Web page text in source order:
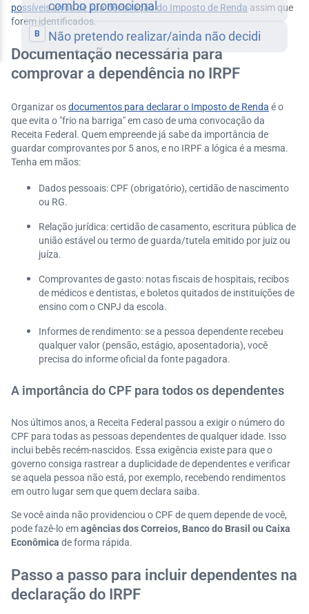
possíveis erros de sua declaração do Imposto de Renda assim que
forem identificados.
Documentação necessária para
comprovar a dependência no IRPF
Organizar osdocumentos para declarar o Imposto de Renda é o
que evita o "frio na barriga" em caso de uma convocação da
Receita Federal. Quem empreende já sabe da importância de
guardar comprovantes por 5 anos, e no IRPF a lógica é a mesma.
Tenha em mãos:
Dados pessoais: CPF (obrigatório), certidão de nascimento
ou RG.
Relação jurídica: certidão de casamento, escritura pública de
união estável ou termo de guarda/tutela emitido por juiz ou
juíza.
Comprovantes de gasto: notas fiscais de hospitais, recibos
de médicos e dentistas, e boletos quitados de instituições de
ensino com o CNPJ da escola.
Informes de rendimento: se a pessoa dependente recebeu
qualquer valor (pensão, estágio, aposentadoria), você
precisa do informe oficial da fonte pagadora.
A importância do CPF para todos os dependentes
Nos últimos anos, a Receita Federal passou a exigir o número do
CPF para todas as pessoas dependentes de qualquer idade. Isso
inclui bebês recém-nascidos. Essa exigência existe para que o
governo consiga rastrear a duplicidade de dependentes e verificar
se aquela pessoa não está, por exemplo, recebendo rendimentos
em outro lugar sem que quem declara saiba.
Se você ainda não providenciou o CPF de quem depende de você,
pode fazê-lo emagências dos Correios, Banco do Brasil ou Caixa
Econômica de forma rápida.
Passo a passo para incluir dependentes na
declaração do IRPF